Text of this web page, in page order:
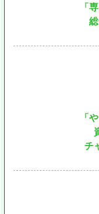
「
「
チ